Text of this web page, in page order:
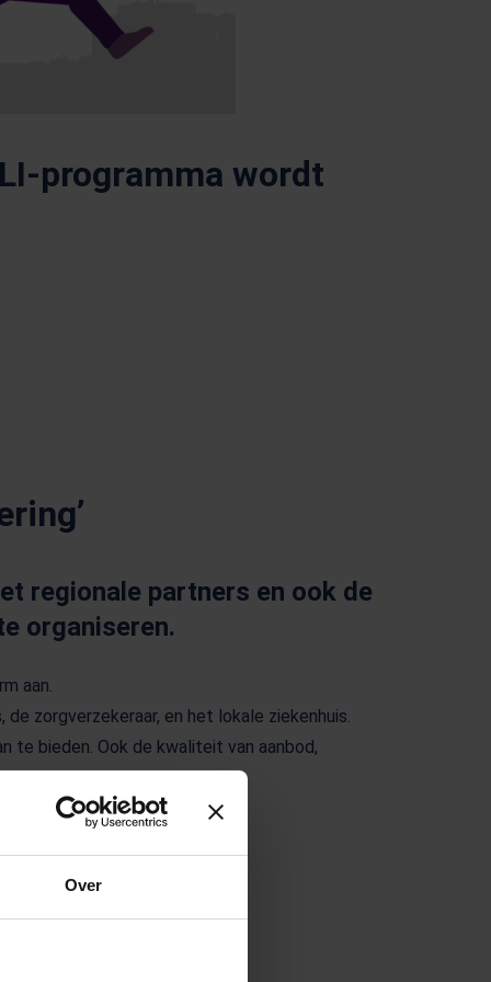
(Opent in een nieuw tabblad)
Over
programma wordt
regionale partners en ook de
organiseren.
aan.
zorgverzekeraar, en het lokale ziekenhuis.
te bieden. Ook de kwaliteit van aanbod,
staat op één plek.